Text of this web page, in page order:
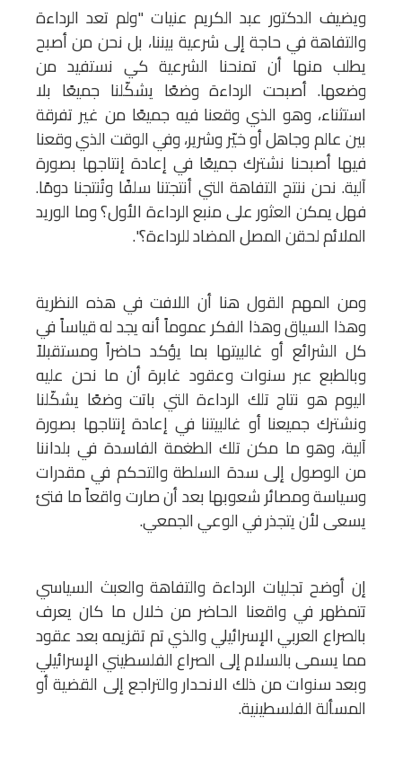
ويضيف الدكتور عبد الكريم عنيات "ولم تعد الرداءة
والتفاهة في حاجة إلى شرعية بيننا، بل نحن من أصبح
يطلب منها أن تمنحنا الشرعية كي نستفيد من
وضعها. أصبحت الرداءة وضعًا يشكّلنا جميعًا بلا
استثناء، وهو الذي وقعنا فيه جميعًا من غير تفرقة
بين عالم وجاهل أو خيّر وشرير، وفي الوقت الذي وقعنا
فيها أصبحنا نشترك جميعًا في إعادة إنتاجها بصورة
آلية. نحن ننتج التفاهة التي أنتجتنا سلفًا وتُنتجنا دومًا.
فهل يمكن العثور على منبع الرداءة الأول؟ وما الوريد
الملائم لحقن المصل المضاد للرداءة؟".
ومن المهم القول هنا أن اللافت في هذه النظرية
وهذا السياق وهذا الفكر عموماً أنه يجد له قياساً في
كل الشرائع أو غالبيتها بما يؤكد حاضراً ومستقبلاً
وبالطبع عبر سنوات وعقود غابرة أن ما نحن عليه
اليوم هو نتاج تلك الرداءة التي باتت وضعًا يشكّلنا
ونشترك جميعنا أو غالبيتنا في إعادة إنتاجها بصورة
آلية، وهو ما مكن تلك الطغمة الفاسدة في بلداننا
من الوصول إلى سدة السلطة والتحكم في مقدرات
وسياسة ومصائر شعوبها بعد أن صارت واقعاً ما فتئ
يسعى لأن يتجذر في الوعي الجمعي.
إن أوضح تجليات الرداءة والتفاهة والعبث السياسي
تتمظهر في واقعنا الحاضر من خلال ما كان يعرف
بالصراع العربي الإسرائيلي والذي تم تقزيمه بعد عقود
مما يسمى بالسلام إلى الصراع الفلسطيني الإسرائيلي
وبعد سنوات من ذلك الانحدار والتراجع إلى القضية أو
المسألة الفلسطينية.